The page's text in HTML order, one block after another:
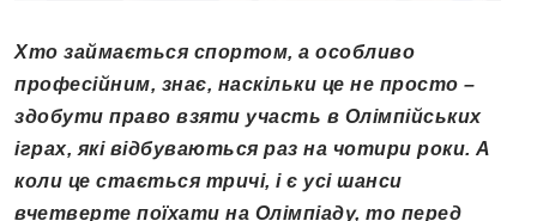
Хто займається спортом, а особливо
професійним, знає, наскільки це не просто –
здобути право взяти участь в Олімпійських
іграх, які відбуваються раз на чотири роки. А
коли це стається тричі, і є усі шанси
вчетверте поїхати на Олімпіаду, то перед